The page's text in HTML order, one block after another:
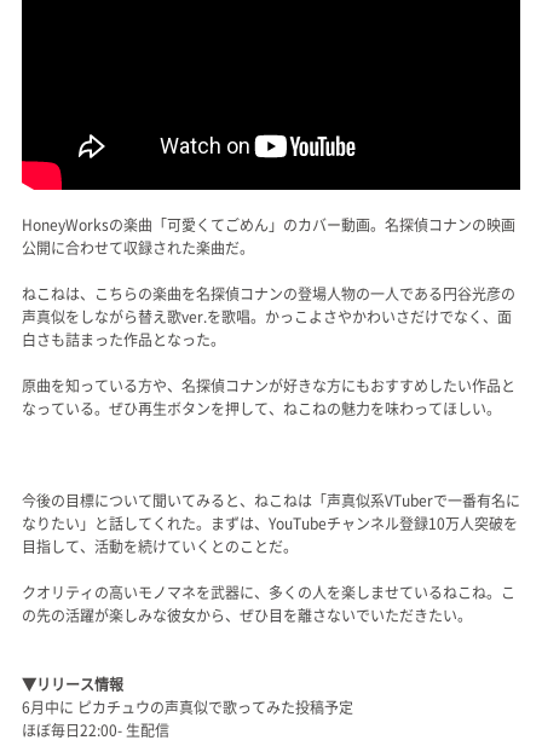
HoneyWorksの楽曲「可愛くてごめん」のカバー動画。名探偵コナンの映画
公開に合わせて収録された楽曲だ。
ねこねは、こちらの楽曲を名探偵コナンの登場人物の一人である円谷光彦の
声真似をしながら替え歌ver.を歌唱。かっこよさやかわいさだけでなく、面
白さも詰まった作品となった。
原曲を知っている方や、名探偵コナンが好きな方にもおすすめしたい作品と
なっている。ぜひ再生ボタンを押して、ねこねの魅力を味わってほしい。
今後の目標について聞いてみると、ねこねは「声真似系VTuberで一番有名に
なりたい」と話してくれた。まずは、YouTubeチャンネル登録10万人突破を
目指して、活動を続けていくとのことだ。
クオリティの高いモノマネを武器に、多くの人を楽しませているねこね。こ
の先の活躍が楽しみな彼女から、ぜひ目を離さないでいただきたい。
▼リリース情報
6月中に ピカチュウの声真似で歌ってみた投稿予定
ほぼ毎日22:00- 生配信